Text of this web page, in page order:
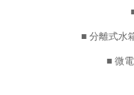
■ 分離式水
■ 微